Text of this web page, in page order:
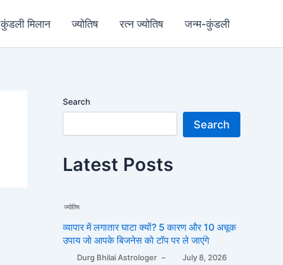
कुंडली मिलान ज्योतिष रत्न ज्योतिष जन्म-कुंडली
Search
Search
Latest Posts
ज्योतिष
व्यापार में लगातार घाटा क्यों? 5 कारण और 10 अचूक
उपाय जो आपके बिजनेस को टॉप पर ले जाएंगे
Durg Bhilai Astrologer – July 8, 2026